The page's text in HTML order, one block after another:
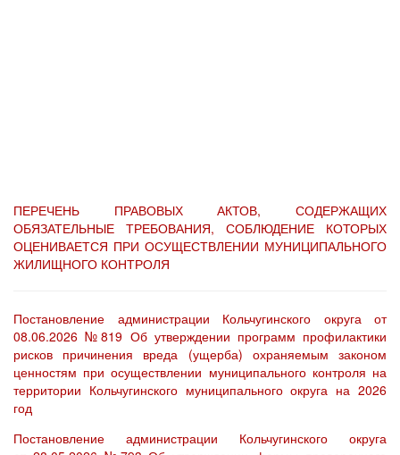
ПЕРЕЧЕНЬ ПРАВОВЫХ АКТОВ, СОДЕРЖАЩИХ
ОБЯЗАТЕЛЬНЫЕ ТРЕБОВАНИЯ, СОБЛЮДЕНИЕ КОТОРЫХ
ОЦЕНИВАЕТСЯ ПРИ ОСУЩЕСТВЛЕНИИ МУНИЦИПАЛЬНОГО
ЖИЛИЩНОГО КОНТРОЛЯ
Постановление администрации Кольчугинского округа от
08.06.2026 №819 Об утверждении программ профилактики
рисков причинения вреда (ущерба) охраняемым законом
ценностям при осуществлении муниципального контроля на
территории Кольчугинского муниципального округа на 2026
год
Постановление администрации Кольчугинского округа